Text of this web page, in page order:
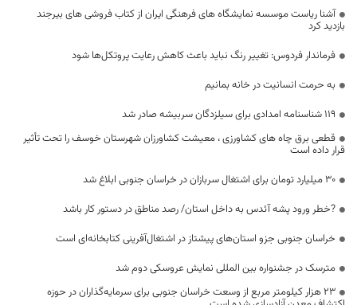
آشنا ریاست موسسه نمایشگاه های فرهنگی ایران از کتاب فروشی های بیرجند
بازدید کرد
فرماندار فردوس: تغییر رنگ نباید باعث کاهش رعایت پروتکل‌ها شود
به حرمت انسانیت در خانه بمانیم
۱۱۹ شناسنامه امدادی برای سیلزدگان سربیشه صادر شد
قطعی برق چاه های کشاورزی ، معیشت کشاورزان شهرستان خوسف را تحت تأثیر
قرار داده است
۳۰ میلیارد تومان برای اشتغال سربازان در خراسان جنوبی ابلاغ شد
?خطر ورود پشه آئدس به داخل استان/ رصد مناطق در دستور کار باشد
خراسان جنوبی جزو استان‌های پیشتاز در اشتغال‌آفرینی کتابخانه‌ای است
مترسک در جشنواره بین المللی نمایش عروسکی دوم شد
۲۳ هزار کیلومتر مربع از وسعت خراسان جنوبی برای سرمایه‌گذاران در حوزه